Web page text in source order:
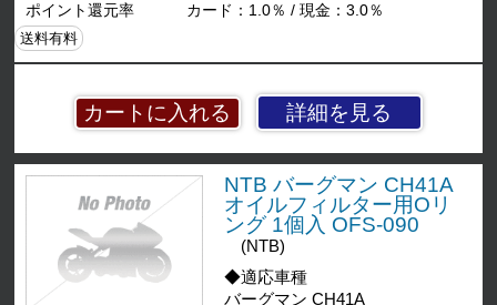
詳細を見る
ポイント還元率
カード：1.0％ / 現金：3.0％
送料有料
NTB バーグマン CH41A
オイルフィルター用Oリ
ング 1個入 OFS-090
(NTB)
◆適応車種
バーグマン CH41A